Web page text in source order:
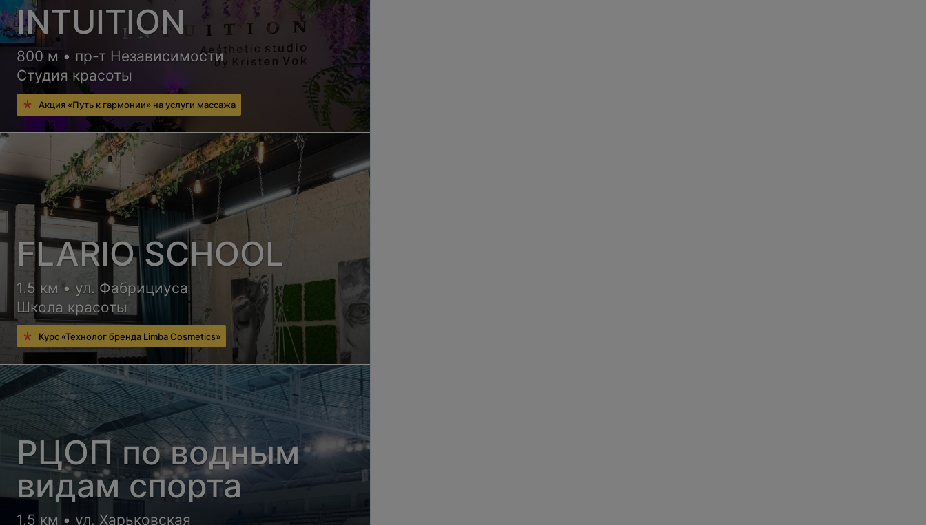
INTUITION
800 м • пр-т Независимости
Студия красоты
Акция «Путь к гармонии» на услуги массажа
FLARIO SCHOOL
1.5 км • ул. Фабрициуса
Школа красоты
Курс «Технолог бренда Limba Cosmetics»
РЦОП по водным
видам спорта
1.5 км • ул. Харьковская